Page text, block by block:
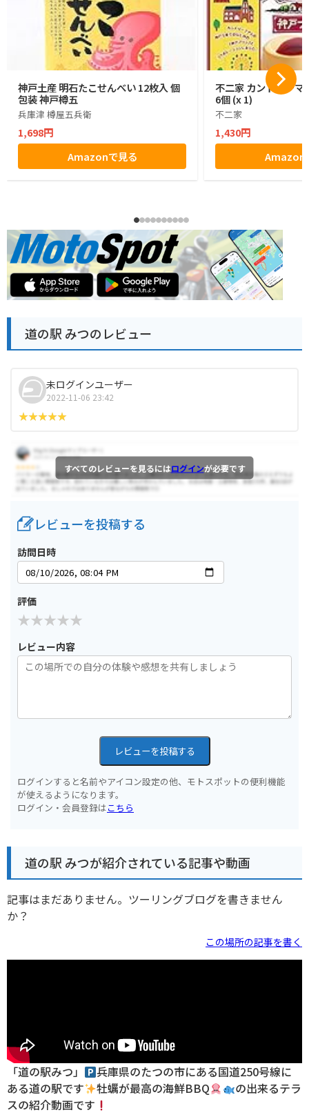
神戸土産 明石たこせんべい 12枚入 個
包装 神戸樽五
兵庫津 樽屋五兵衛
1,698円
Amazonで見る
不二家 カントリーマ
6個 (x 1)
不二家
1,430円
Amazon
道の駅 みつのレビュー
未ログインユーザー
2022-11-06 23:42
すべてのレビューを見るにはログインが必要です
レビューを投稿する
訪問日時
評価
レビュー内容
レビューを投稿する
ログインすると名前やアイコン設定の他、モトスポットの便利機能
が使えるようになります。
ログイン・会員登録はこちら
道の駅 みつが紹介されている記事や動画
記事はまだありません。ツーリングブログを書きません
か？
この場所の記事を書く
「道の駅みつ」
兵庫県のたつの市にある国道250号線に
ある道の駅です
牡蠣が最高の海鮮BBQ
の出来るテラ
スの紹介動画です